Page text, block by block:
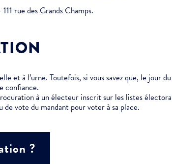
rue des Grands Champs.
et à l’urne. Toutefois, si vous savez que, le jour
confiance.
à un électeur inscrit sur les listes
vote du mandant pour voter à sa place.
?
: